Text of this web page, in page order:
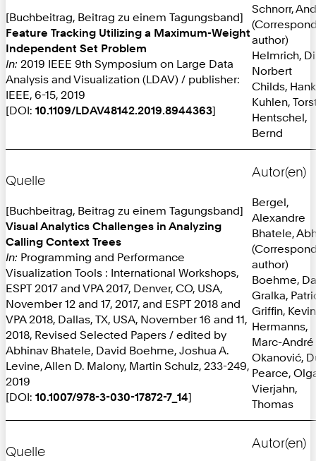
[Buchbeitrag, Beitrag zu einem Tagungsband]
Feature Tracking Utilizing a Maximum-Weight
Independent Set Problem
In: 2019 IEEE 9th Symposium on Large Data
Analysis and Visualization (LDAV) / publisher:
IEEE, 6-15, 2019
[DOI: 10.1109/LDAV48142.2019.8944363]
Schnorr,
author)
Helmrich,
Norbert
Childs, Hank
Kuhlen,
Hentschel,
Bernd
Quelle
[Buchbeitrag, Beitrag zu einem Tagungsband]
Visual Analytics Challenges in Analyzing
Calling Context Trees
In: Programming and Performance
Visualization Tools : International Workshops,
ESPT 2017 and VPA 2017, Denver, CO, USA,
November 12 and 17, 2017, and ESPT 2018 and
VPA 2018, Dallas, TX, USA, November 16 and 11,
2018, Revised Selected Papers / edited by
Abhinav Bhatele, David Boehme, Joshua A.
Levine, Allen D. Malony, Martin Schulz, 233-249,
2019
[DOI: 10.1007/978-3-030-17872-7_14]
Autor(en)
Bergel,
Alexandre
Bhatele,
author)
Boehme,
Gralka,
Griffin, Kevin
Hermanns,
Marc-André
Okanović,
Pearce,
Vierjahn,
Thomas
Quelle
Autor(en)